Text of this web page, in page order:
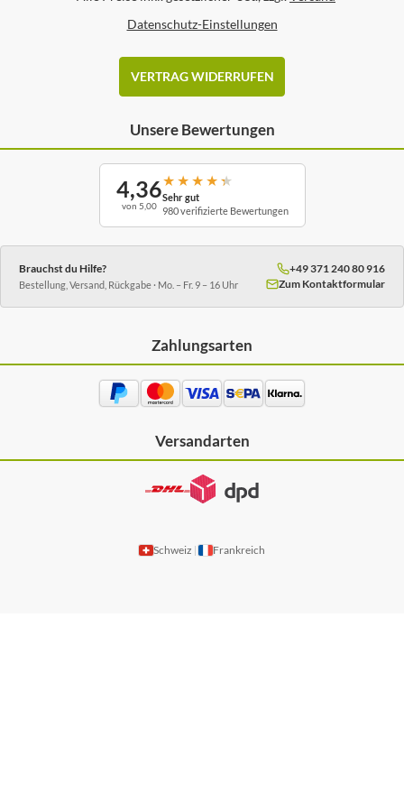
Datenschutz-Einstellungen
VERTRAG WIDERRUFEN
Unsere Bewertungen
4,36
von 5,00
★ ★ ★ ★ ★
Sehr gut
980 verifizierte Bewertungen
Brauchst du Hilfe?
Bestellung, Versand, Rückgabe · Mo. – Fr. 9 – 16 Uhr
+49 371 240 80 916
Zum Kontaktformular
Zahlungsarten
Versandarten
Schweiz Frankreich